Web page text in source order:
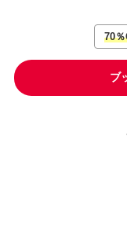
70
ブ